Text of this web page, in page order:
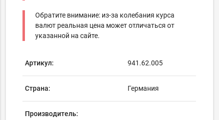
Обратите внимание: из-за колебания курса
валют реальная цена может отличаться от
указанной на сайте.
Артикул: 941.62.005
Страна: Германия
Производитель: